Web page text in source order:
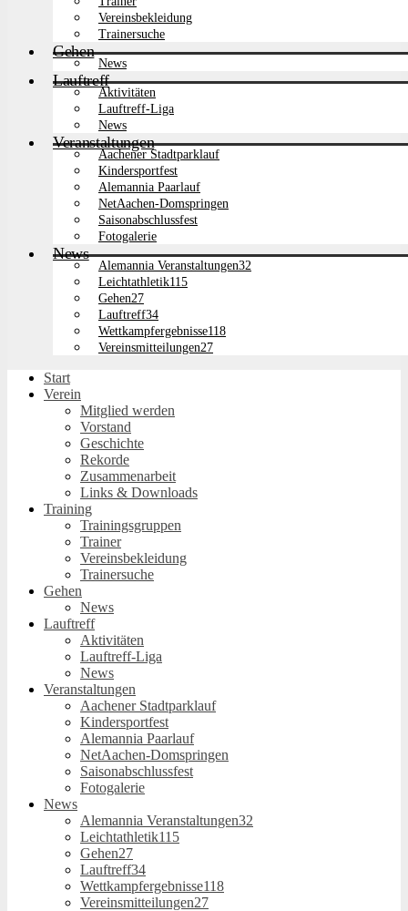
Vereinsbekleidung
Trainersuche
Gehen
News
Lauftreff
Aktivitäten
Lauftreff-Liga
News
Veranstaltungen
Aachener Stadtparklauf
Kindersportfest
Alemannia Paarlauf
NetAachen-Domspringen
Saisonabschlussfest
Fotogalerie
News
Alemannia Veranstaltungen32
Leichtathletik115
Gehen27
Lauftreff34
Wettkampfergebnisse118
Vereinsmitteilungen27
Start
Verein
Mitglied werden
Vorstand
Geschichte
Rekorde
Zusammenarbeit
Links & Downloads
Training
Trainingsgruppen
Trainer
Vereinsbekleidung
Trainersuche
Gehen
News
Lauftreff
Aktivitäten
Lauftreff-Liga
News
Veranstaltungen
Aachener Stadtparklauf
Kindersportfest
Alemannia Paarlauf
NetAachen-Domspringen
Saisonabschlussfest
Fotogalerie
News
Alemannia Veranstaltungen32
Leichtathletik115
Gehen27
Lauftreff34
Wettkampfergebnisse118
Vereinsmitteilungen27